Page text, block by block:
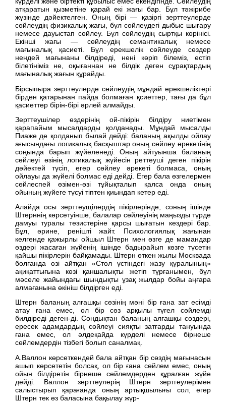
атқаратын қызметіне қарай екі жағы бар. Бұл тәжірибе
жүзінде дәйектелген. Оның бірі — қазіргі зерттеулерде
сөйлеудің физикалық жағы, бұл сөйлеудегі дыбыс шығару
немесе дауыстап сөйлеу. Бұл сөйлеудің сыртқы көрінісі.
Екінші жағы — сөйлеудің семантикалық немесе
мағыналық қасиеті. Бұл ерекшелік сөйлеуде сөздер
нендей мағынаны білдіреді, нені көріп білеміз, естіп
білетініміз не, оқығаннан не білдік деген сұрақтардың
мағыналық жағын құрайды.
Бірсыпыра зерттеулерде сөйлеудің мұндай ерекшеліктері
бірден қатарынан пайда болмаған қсиеттер, тағы да бұл
қасиеттер бірін-бірі әрлей алмайды.
Зерттеушілер өздерінің ой-пікірін білдіру ниетімен
қарапайым мысалдарды қолданады. Мұндай мысалды
Пиаже де қолданып былай дейді: баланың ақылды ойлау
ағысындағы логикалық басқыштар оның сөйлеу әрекетінің
соңында барып жүйеленеді. Оның айтуынша баланың
сөйлеуі өзінің логикалық жүйесін реттеуші деген пікірін
дәйектей түсіп, егер сөйлеу әрекеті болмаса, оның
ойлауы да жүйелі болмас еді дейді. Егер бала өзгелермен
сөйлеспей өзімен-өзі тұйықталып қалса онда оның
ойының жүйеге түсуі тіптен қиындап кетер еді.
Алайда осы зерттеущілердің пікірлерінде, соның ішінде
Штерннің көрсетуінше, балалар сөйлеуінің маңызды түрде
дамуы туралы тезистеріне қарсы шығатын кездері бар.
Бұл, әрине, ренішті жайт. Психологиялық жағынан
келгенде қажырлы ойшыл Штерн мен өзге де мамандар
өздері жасаған жүйенің ішінде бадырайып көзге түсетін
қайшы пікірлерін байқамады. Штерн өткен жылы Москвада
болғанда өзі айтқан «Стол үстіндегі жазу құралының»
ақиқаттығына көзі қаншалықты жетіп тұрғанымен, бұл
мәселе жайындағы шындықты ұзақ жылдар бойы аңғара
алмағанына өкініш білдірген еді.
Штерн баланың алғашқы сөзінің мәні бір ғана зат есімді
атау ғана емес, ол бір сөз арқылы түгел сөйлемді
билдіреді деген-ді. Сондықтан баланың алғашқы сөздері,
ересек адамдардың сөйлеуі сияқты затгарды тануында
ғана емес, ол әлдеқайда күрделі немесе бірнеше
сөйлемдердін тізбегі болып саналмақ.
А.Валлон көрсеткендей бала айтқан бір сөздің мағынасын
ашып көрсететін болсақ, ол бір ғана сөйлем емес, оның
ойын білдіретін бірнеше сөйлемдерден құралған жүйе
дейді. Валлон зерттеулерің Штерн зертгеулерімен
салыстырып қарағанда оның артықшылығы сол, егер
Штерн тек өз баласына бақылау жүр-